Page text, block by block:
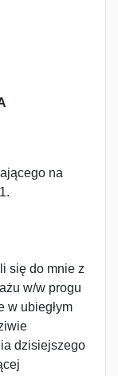
na
się do mnie z
w/w progu
w ubiegłym
dzisiejszego